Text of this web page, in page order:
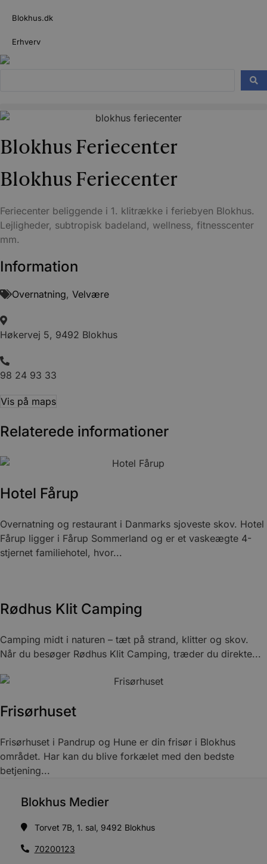
indhold
Blokhus.dk
Erhverv
Blokhus Feriecenter
Blokhus Feriecenter
Feriecenter beliggende i 1. klitrække i feriebyen Blokhus.
Lejligheder, subtropisk badeland, wellness, fitnesscenter
mm.
Information
Overnatning, Velvære
Høkervej 5, 9492 Blokhus
98 24 93 33
Vis på maps
Relaterede informationer
Hotel Fårup
Overnatning og restaurant i Danmarks sjoveste skov. Hotel
Fårup ligger i Fårup Sommerland og er et vaskeægte 4-
stjernet familiehotel, hvor...
Rødhus Klit Camping
Camping midt i naturen – tæt på strand, klitter og skov.
Når du besøger Rødhus Klit Camping, træder du direkte...
Frisørhuset
Frisørhuset i Pandrup og Hune er din frisør i Blokhus
området. Har kan du blive forkælet med den bedste
betjening...
Blokhus Medier
Torvet 7B, 1. sal, 9492 Blokhus
70200123